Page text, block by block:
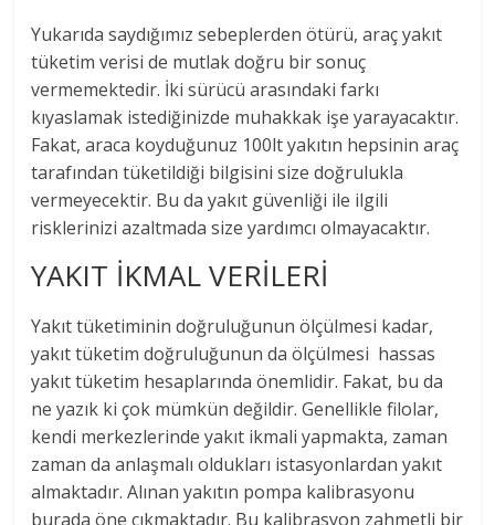
Yukarıda saydığımız sebeplerden ötürü, araç yakıt
tüketim verisi de mutlak doğru bir sonuç
vermemektedir. İki sürücü arasındaki farkı
kıyaslamak istediğinizde muhakkak işe yarayacaktır.
Fakat, araca koyduğunuz 100lt yakıtın hepsinin araç
tarafından tüketildiği bilgisini size doğrulukla
vermeyecektir. Bu da yakıt güvenliği ile ilgili
risklerinizi azaltmada size yardımcı olmayacaktır.
YAKIT İKMAL VERİLERİ
Yakıt tüketiminin doğruluğunun ölçülmesi kadar,
yakıt tüketim doğruluğunun da ölçülmesi hassas
yakıt tüketim hesaplarında önemlidir. Fakat, bu da
ne yazık ki çok mümkün değildir. Genellikle filolar,
kendi merkezlerinde yakıt ikmali yapmakta, zaman
zaman da anlaşmalı oldukları istasyonlardan yakıt
almaktadır. Alınan yakıtın pompa kalibrasyonu
burada öne çıkmaktadır. Bu kalibrasyon zahmetli bir